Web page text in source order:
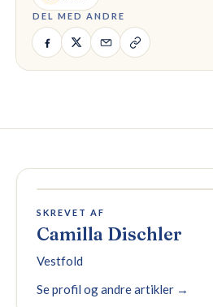
DEL MED ANDRE
SKREVET AF
Camilla Dischler
Vestfold
Se profil og andre artikler →